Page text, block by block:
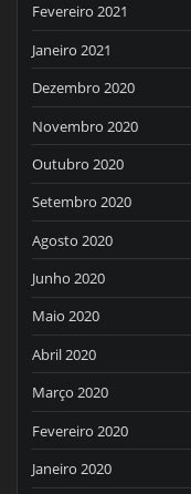
Fevereiro 2021
Janeiro 2021
Dezembro 2020
Novembro 2020
Outubro 2020
Setembro 2020
Agosto 2020
Junho 2020
Maio 2020
Abril 2020
Março 2020
Fevereiro 2020
Janeiro 2020